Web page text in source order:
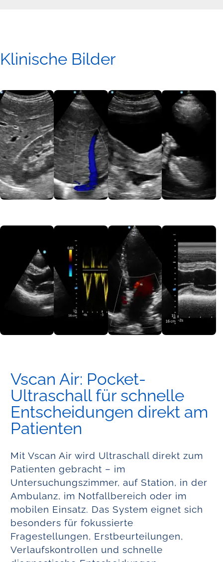
Klinische Bilder
Vscan Air: Pocket-
Ultraschall für schnelle
Entscheidungen direkt am
Patienten
Mit Vscan Air wird Ultraschall direkt zum
Patienten gebracht – im
Untersuchungszimmer, auf Station, in der
Ambulanz, im Notfallbereich oder im
mobilen Einsatz. Das System eignet sich
besonders für fokussierte
Fragestellungen, Erstbeurteilungen,
Verlaufskontrollen und schnelle